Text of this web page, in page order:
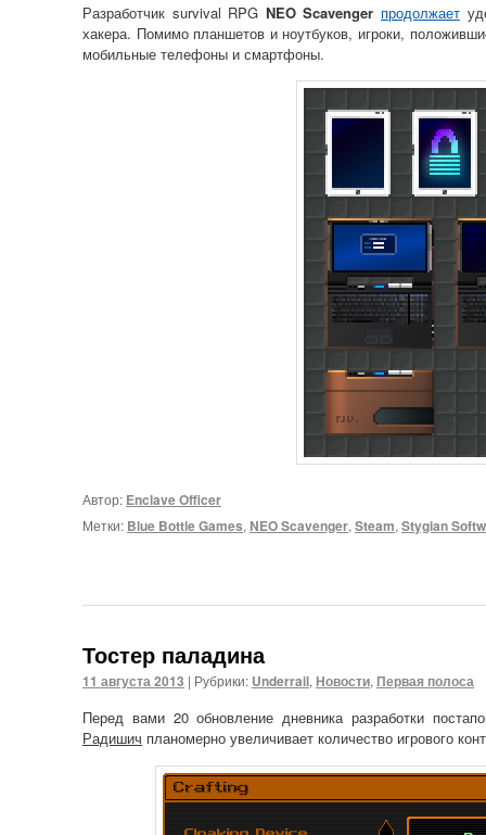
Разработчик survival RPG NEO Scavenger продолжает
хакера. Помимо планшетов и ноутбуков, игроки,
мобильные телефоны и смартфоны.
Автор: Enclave Officer
Метки: Blue Bottle Games, NEO Scavenger,Steam,Stygian
Тостер паладина
11 августа 2013 | Рубрики: Underrail,Новости,Первая полоса
Перед вами 20 обновление дневника разработки
Радишич планомерно увеличивает количество игрового